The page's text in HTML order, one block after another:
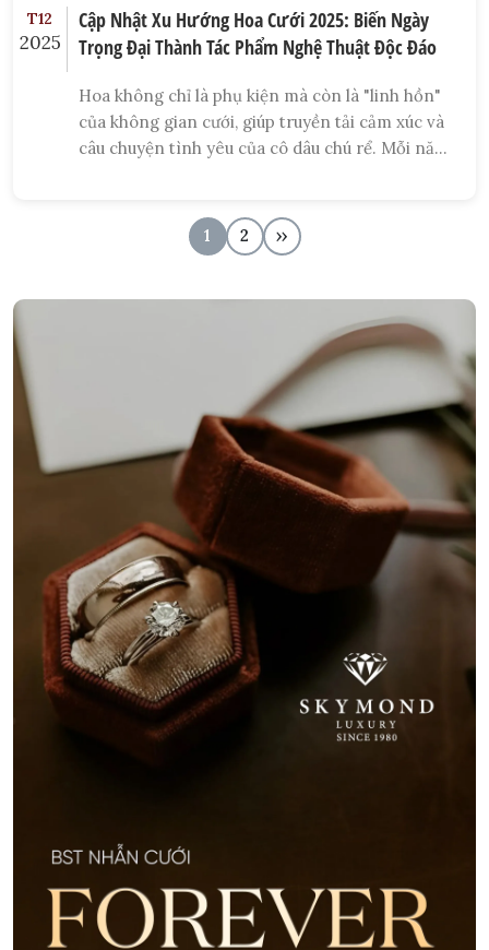
T12
2025
Cập Nhật Xu Hướng Hoa Cưới 2025: Biến Ngày
Trọng Đại Thành Tác Phẩm Nghệ Thuật Độc Đáo
Hoa không chỉ là phụ kiện mà còn là "linh hồn"
của không gian cưới, giúp truyền tải cảm xúc và
câu chuyện tình yêu của cô dâu chú rể. Mỗi năm,
đang tìm kiếm cảm hứng để bày trí hoa cưới cho
ngày trọng đại, bài viết này sẽ cập nhật những
có một đám cưới thật sự độc đáo và ấn tượng.
1 2 ››